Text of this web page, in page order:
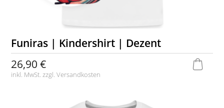
Funiras | Kindershirt | Dezent
26,90 €
inkl. MwSt. zzgl.Versandkosten